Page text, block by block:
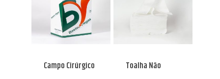
Campo Cirúrgico
Toalha Não